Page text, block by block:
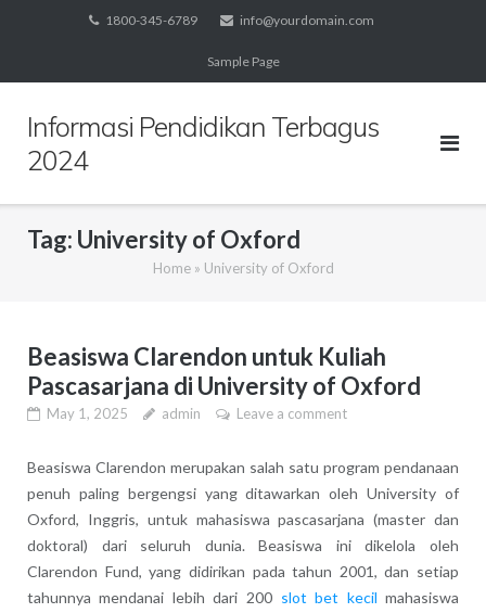
1800-345-6789 info@yourdomain.com
Sample Page
Informasi Pendidikan Terbagus
2024
Tag: University of Oxford
Home» University of Oxford
Beasiswa Clarendon untuk Kuliah
Pascasarjana di University of Oxford
May 1, 2025 admin Leave a comment
Beasiswa Clarendon merupakan salah satu program pendanaan
penuh paling bergengsi yang ditawarkan oleh University of
Oxford, Inggris, untuk mahasiswa pascasarjana (master dan
doktoral) dari seluruh dunia. Beasiswa ini dikelola oleh
Clarendon Fund, yang didirikan pada tahun 2001, dan setiap
tahunnya mendanai lebih dari 200 slot bet kecil mahasiswa